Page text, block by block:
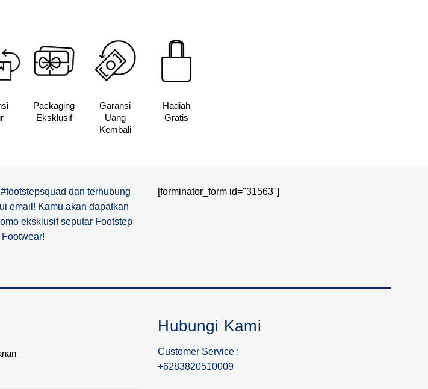
Packaging
Eksklusif
Garansi
Uang
Kembali
Hadiah
Gratis
dan terhubung
email! Kamu akan dapatkan
eksklusif seputar Footstep
Footwear!
[forminator_form id="31563"]
Hubungi Kami
Customer Service :
+6283820510009